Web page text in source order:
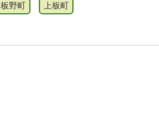
板野町 上板町